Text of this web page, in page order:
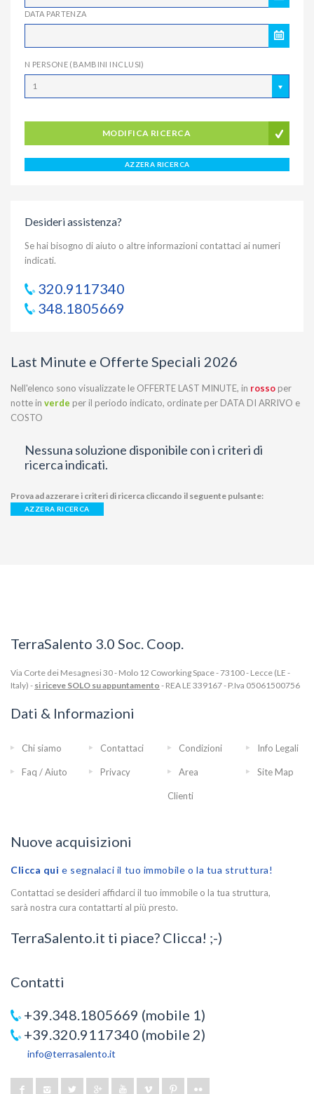
DATA PARTENZA
N PERSONE (BAMBINI INCLUSI)
1
MODIFICA RICERCA
AZZERA RICERCA
Desideri assistenza?
Se hai bisogno di aiuto o altre informazioni contattaci ai numeri
indicati.
320.9117340
348.1805669
Last Minute e Offerte Speciali 2026
Nell'elenco sono visualizzate le OFFERTE LAST MINUTE, in rosso per
notte in verde per il periodo indicato, ordinate per DATA DI ARRIVO e
COSTO
Nessuna soluzione disponibile con i criteri di
ricerca indicati.
Prova ad azzerare i criteri di ricerca cliccando il seguente pulsante:
AZZERA RICERCA
TerraSalento 3.0 Soc. Coop.
Via Corte dei Mesagnesi 30 - Molo 12 Coworking Space - 73100 - Lecce (LE -
Italy) - si riceve SOLO su appuntamento - REA LE 339167 - P.Iva 05061500756
Dati & Informazioni
Chi siamo Contattaci Condizioni Info Legali
Faq / Aiuto Privacy Area
Clienti
Site Map
Nuove acquisizioni
Clicca qui e segnalaci il tuo immobile o la tua struttura!
Contattaci se desideri affidarci il tuo immobile o la tua struttura,
sarà nostra cura contattarti al più presto.
TerraSalento.it ti piace? Clicca! ;-)
Contatti
+39.348.1805669 (mobile 1)
+39.320.9117340 (mobile 2)
info@terrasalento.it